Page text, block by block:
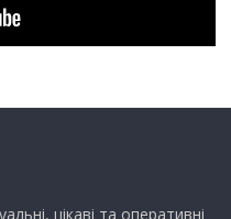
цікаві та оперативні